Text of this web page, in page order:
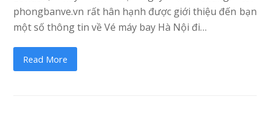
phongbanve.vn rất hân hạnh được giới thiệu đến bạn
một số thông tin về Vé máy bay Hà Nội đi…
Read More